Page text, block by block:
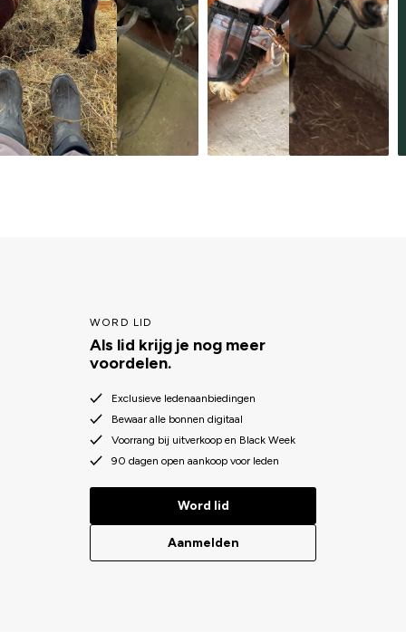
WORD LID
Als lid krijg je nog meer
voordelen.
Exclusieve ledenaanbiedingen
Bewaar alle bonnen digitaal
Voorrang bij uitverkoop en Black Week
90 dagen open aankoop voor leden
Word lid
Aanmelden